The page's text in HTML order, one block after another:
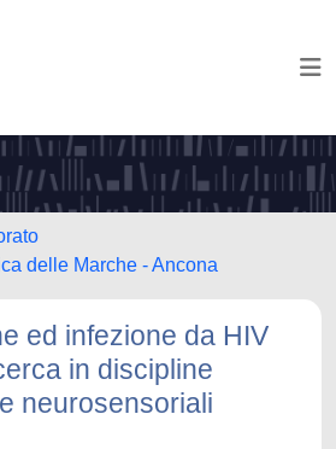
delle Marche - Ancona
ed infezione da HIV
in discipline
neurosensoriali